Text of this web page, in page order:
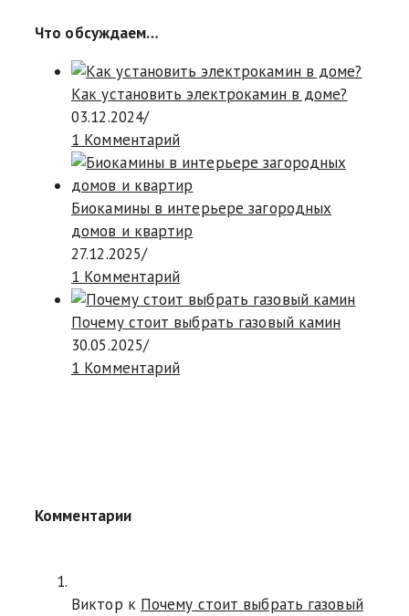
Что обсуждаем…
Как установить электрокамин в доме?
03.12.2024/
1 Комментарий
Биокамины в интерьере загородных
домов и квартир
27.12.2025/
1 Комментарий
Почему стоит выбрать газовый камин
30.05.2025/
1 Комментарий
Комментарии
Виктор к Почему стоит выбрать газовый